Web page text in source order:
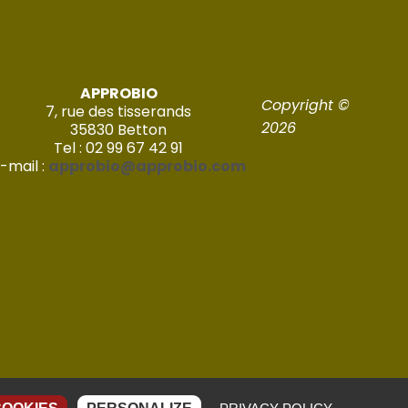
APPROBIO
7, rue des tisserands
35830 Betton
Tel : 02 99 67 42 91
mail : approbio@approbio.com
Copyright ©
2026